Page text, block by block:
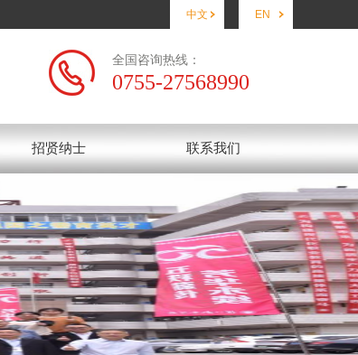
EN
中文
全国咨询热线：
0755-27568990
招贤纳士 联系我们